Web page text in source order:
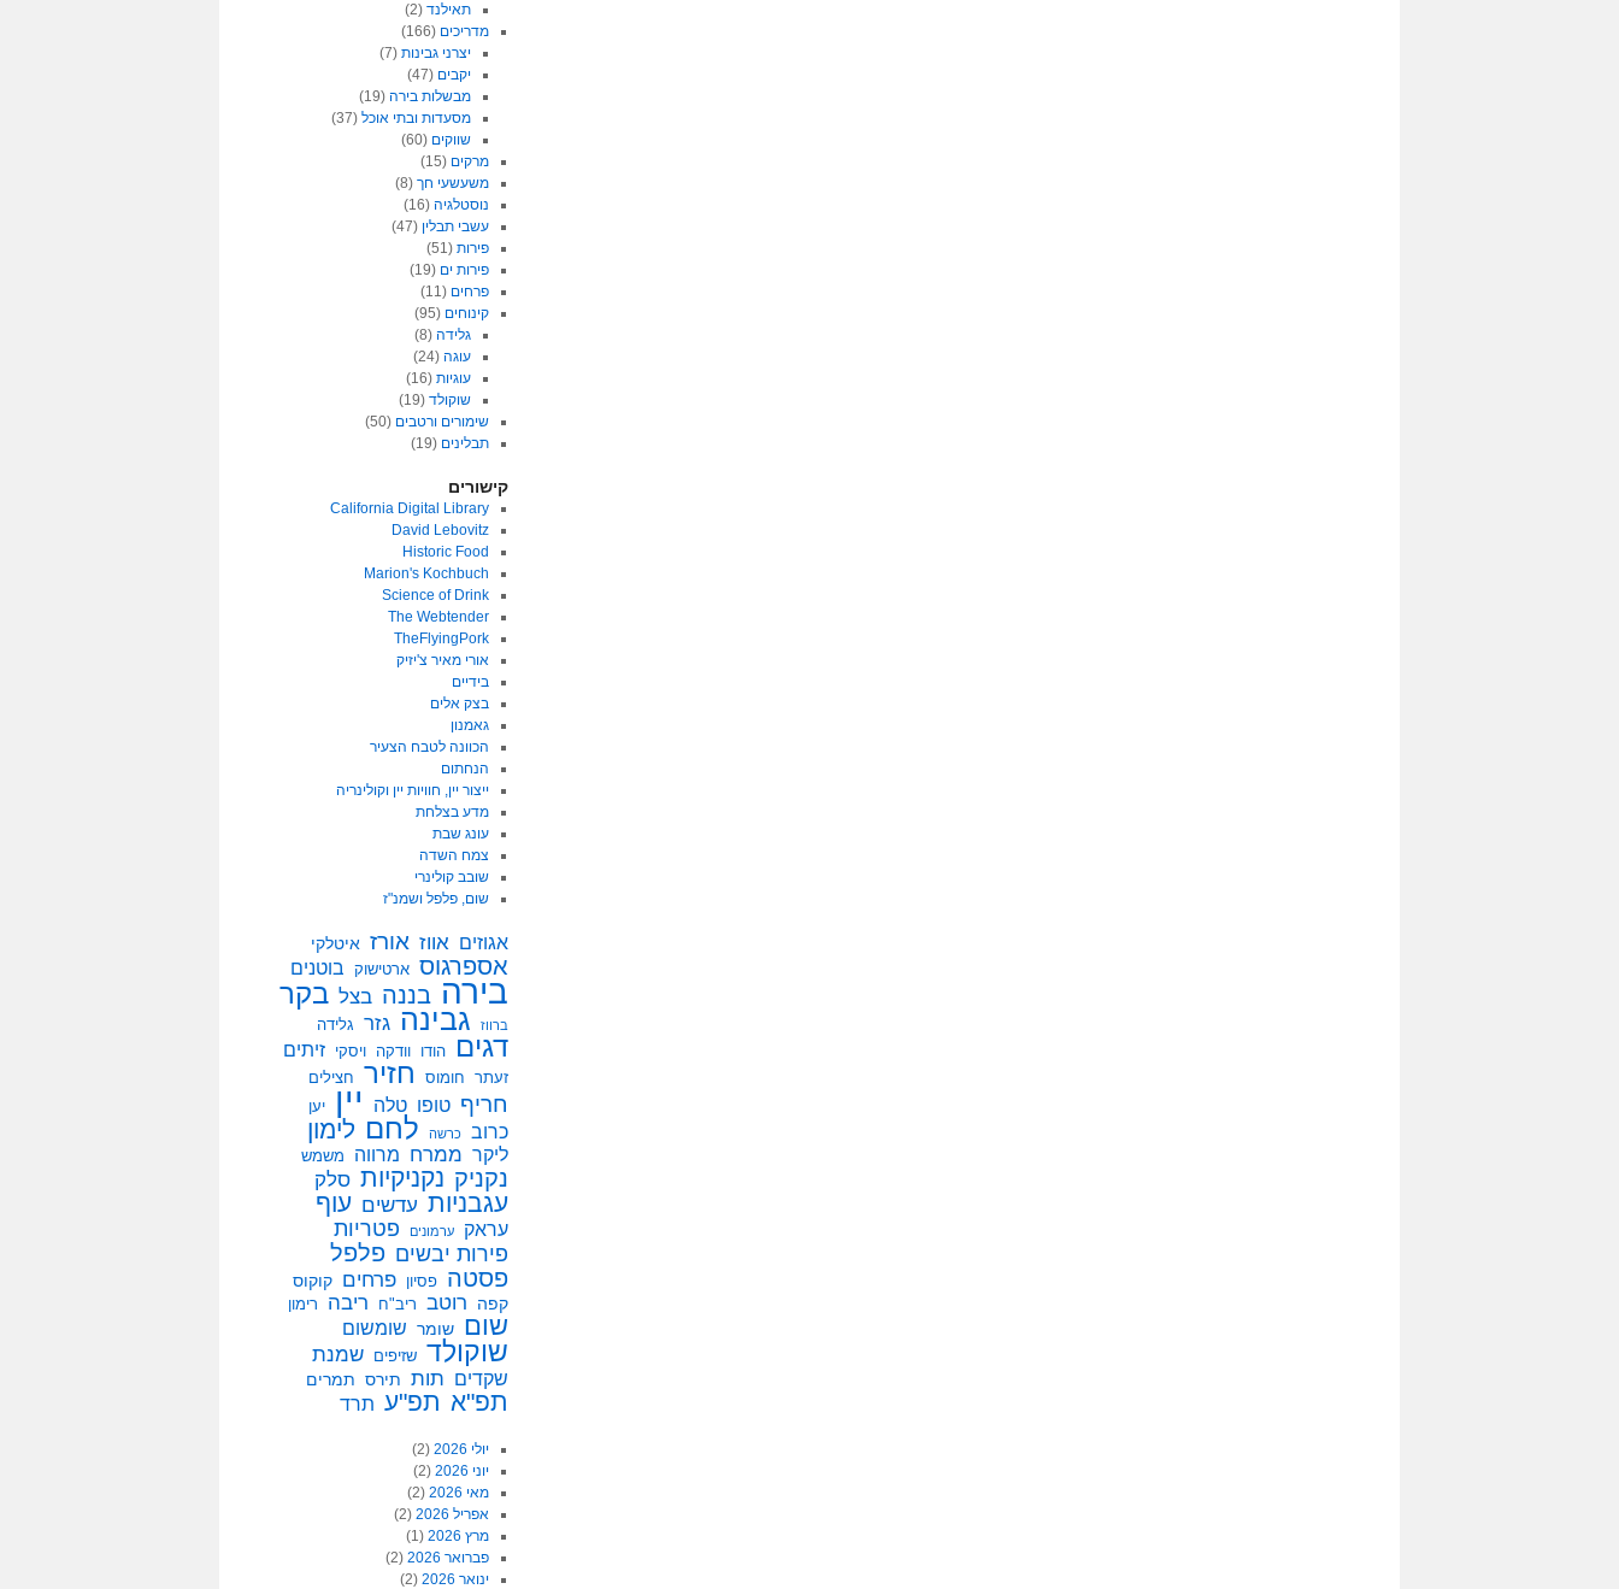
תאילנד (2)
מדריכים (166)
יצרני גבינות (7)
יקבים (47)
מבשלות בירה (19)
מסעדות ובתי אוכל (37)
שווקים (60)
מרקים (15)
משעשעי חך(8)
נוסטלגיה(16)
עשבי תבלין (47)
פירות(51)
פירות ים (19)
פרחים (11)
קינוחים (95)
גלידה (8)
עוגה (24)
עוגיות (16)
שוקולד (19)
שימורים ורטבים (50)
תבלינים (19)
קישורים
California Digital Library
David Lebovitz
Historic Food
Marion's Kochbuch
Science of Drink
The Webtender
TheFlyingPork
אורי מאיר צ'יזיק
בידיים
בצק אלים
גאמנון
הכוונה לטבח הצעיר
הנחתום
ייצור יין, חוויות יין וקולינריה
מדע בצלחת
עונג שבת
צמח השדה
שובב קולינרי
שום, פלפל ושמנ"ז
אגוזים אווז אורז איטלקי
אספרגוס ארטישוק בוטנים
בירה בננה בצל בקר
ברווז גבינה גזר גלידה
דגים הודו וודקה ויסקי זיתים
זעתר חומוס חזיר חצילים
חריף טופו טלה יין יען
כרוב כרשה לחם לימון
ליקר ממרח מרווה משמש
נקניק נקניקיות סלק
עגבניות עדשים עוף
עראק ערמונים
פטריות
פירות יבשים פלפל
פסטה פסיון פרחים קוקוס
קפה
רוטב ריב"ח ריבה רימון
שום שומר שומשום
שוקולד שזיפים שמנת
שקדים תות תירס תמרים
תפ"א תפ"ע תרד
יולי 2026
(2)
יוני 2026
(2)
מאי 2026
(2)
אפריל 2026
(2)
מרץ 2026
(1)
פברואר 2026
(2)
ינואר 2026
(2)